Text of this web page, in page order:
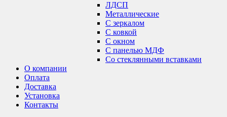
ЛДСП
Металлические
С зеркалом
С ковкой
С окном
С панелью МДФ
Со стеклянными вставками
О компании
Оплата
Доставка
Установка
Контакты